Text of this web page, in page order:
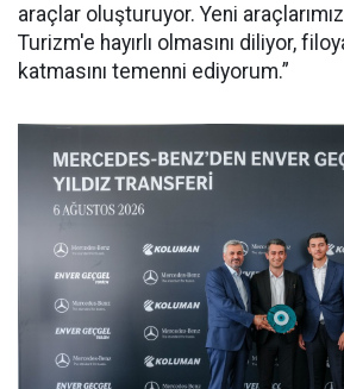
araçlar oluşturuyor. Yeni
Turizm'e hayırlı olmasını diliyor,
katmasını temenni ediyorum.”